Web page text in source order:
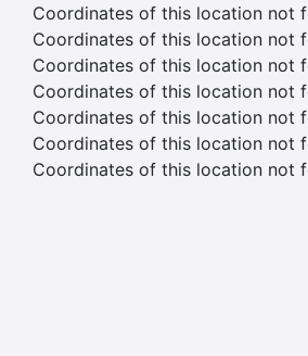
Coordinates of this location not
Coordinates of this location not
Coordinates of this location not
Coordinates of this location not
Coordinates of this location not
Coordinates of this location not
Coordinates of this location not